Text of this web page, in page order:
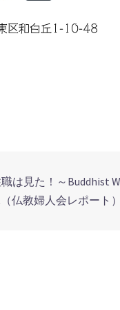
区和白丘1-10-48
は見た！～Buddhist
仏教婦人会レポート